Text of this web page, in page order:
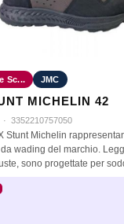
Sc... JMC
MICHELIN 42
· 3352210757050
Stunt Michelin
wading del marchio.
sono progettate per